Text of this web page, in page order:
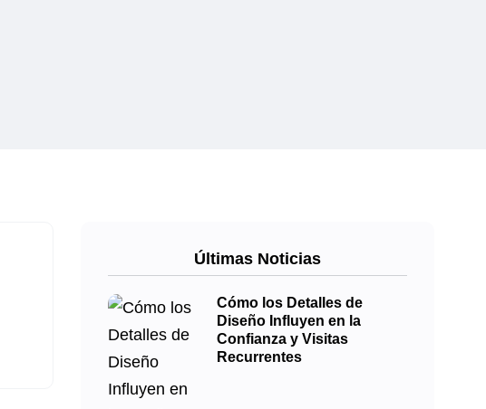
Últimas Noticias
Cómo los Detalles de
Diseño Influyen en la
Confianza y Visitas
Recurrentes